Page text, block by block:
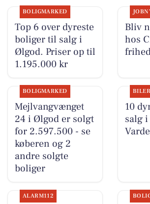
BOLIGMARKED
Top 6 over dyreste
boliger til salg i
Ølgod. Priser op til
1.195.000 kr
Bliv
hos
BOLIGMARKED
Mejlvangvænget
24 i Ølgod er solgt
for 2.597.500 - se
køberen og 2
andre solgte
boliger
BILER
10
salg
ALARM112